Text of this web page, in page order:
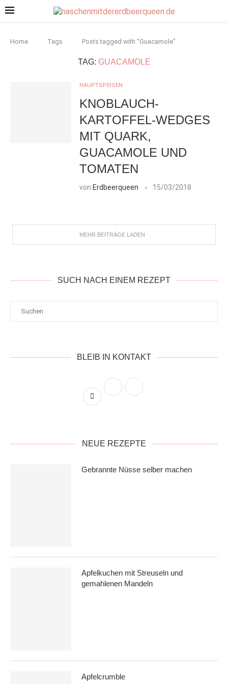
Home Tags Posts tagged with "Guacamole"
TAG: GUACAMOLE
HAUPTSPEISEN
KNOBLAUCH-
KARTOFFEL-WEDGES
MIT QUARK,
GUACAMOLE UND
TOMATEN
von Erdbeerqueen 15/03/2018
MEHR BEITRÄGE LADEN
SUCH NACH EINEM REZEPT
BLEIB IN KONTAKT
NEUE REZEPTE
Gebrannte Nüsse selber machen
Apfelkuchen mit Streuseln und
gemahlenen Mandeln
Apfelcrumble